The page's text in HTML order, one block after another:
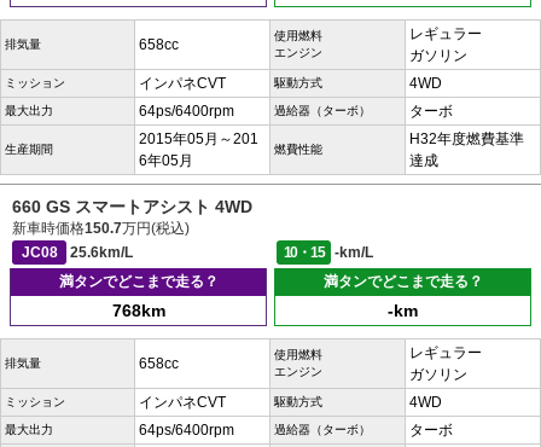
排気量 658cc
使用燃料
エンジン
レギュラー
ガソリン
ミッション インパネCVT 駆動方式 4WD
最大出力 64ps/6400rpm 過給器（ターボ） ターボ
生産期間
2015年05月～201
6年05月
燃費性能
H32年度燃費基準
達成
660 GS スマートアシスト 4WD
新車時価格150.7万円(税込)
JC08
25.6km/L 10・15
-km/L
満タンでどこまで走る？
768km
満タンでどこまで走る？
-km
排気量 658cc
使用燃料
エンジン
レギュラー
ガソリン
ミッション インパネCVT 駆動方式 4WD
最大出力 64ps/6400rpm 過給器（ターボ） ターボ